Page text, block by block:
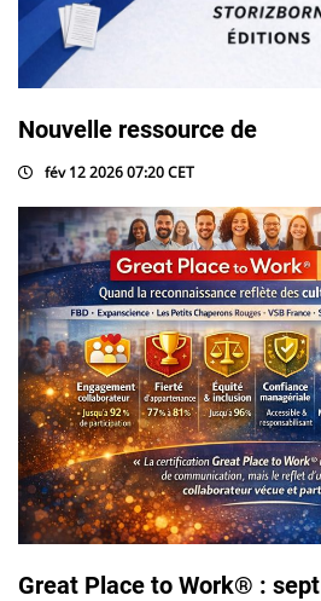
Nouvelle ressource de
fév 12 2026 07:20 CET
Great Place to Work® : sept